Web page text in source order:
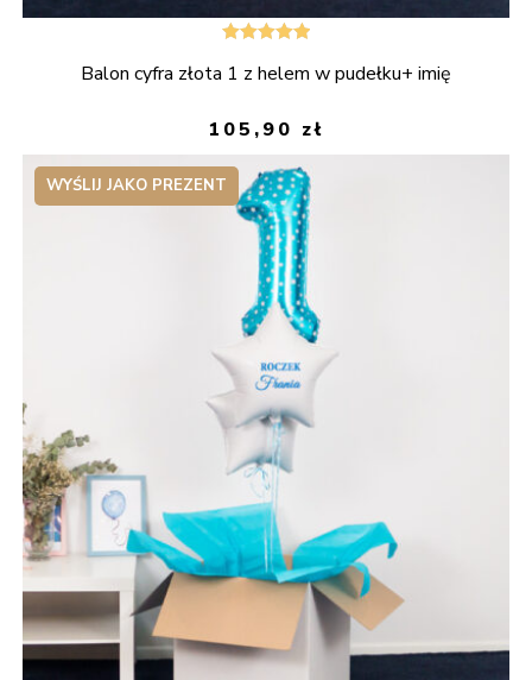
5.00na 5
Balon cyfra złota 1 z helem w pudełku+ imię
105,90 zł
WYŚLIJ JAKO PREZENT